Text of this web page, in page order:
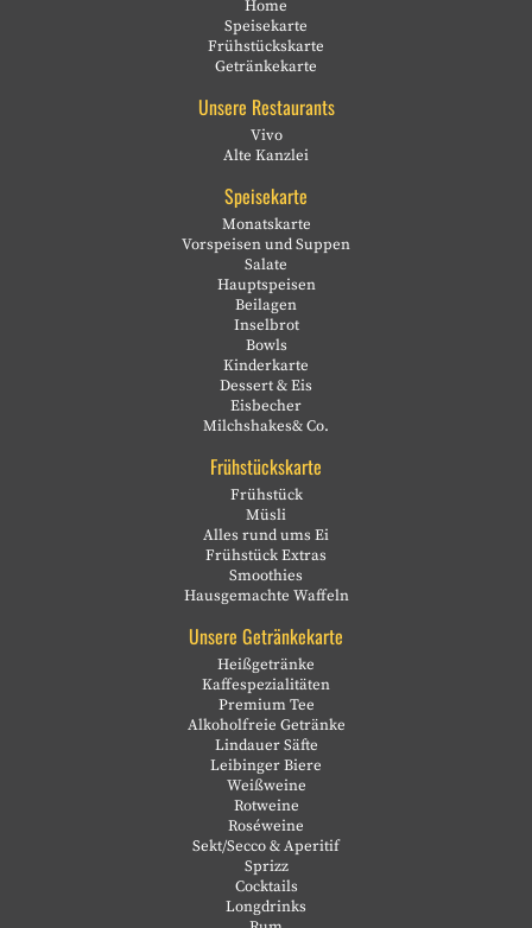
Home
Speisekarte
Frühstückskarte
Getränkekarte
Unsere Restaurants
Vivo
Alte Kanzlei
Speisekarte
Monatskarte
Vorspeisen und Suppen
Salate
Hauptspeisen
Beilagen
Inselbrot
Bowls
Kinderkarte
Dessert & Eis
Eisbecher
Milchshakes& Co.
Frühstückskarte
Frühstück
Müsli
Alles rund ums Ei
Frühstück Extras
Smoothies
Hausgemachte Waffeln
Unsere Getränkekarte
Heißgetränke
Kaffespezialitäten
Premium Tee
Alkoholfreie Getränke
Lindauer Säfte
Leibinger Biere
Weißweine
Rotweine
Roséweine
Sekt/Secco & Aperitif
Sprizz
Cocktails
Longdrinks